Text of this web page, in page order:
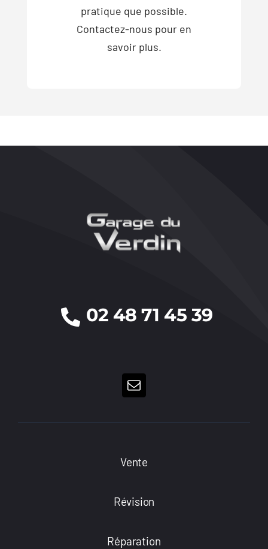
pratique que possible.
Contactez-nous pour en
savoir plus.
02 48 71 45 39
Vente
Révision
Réparation